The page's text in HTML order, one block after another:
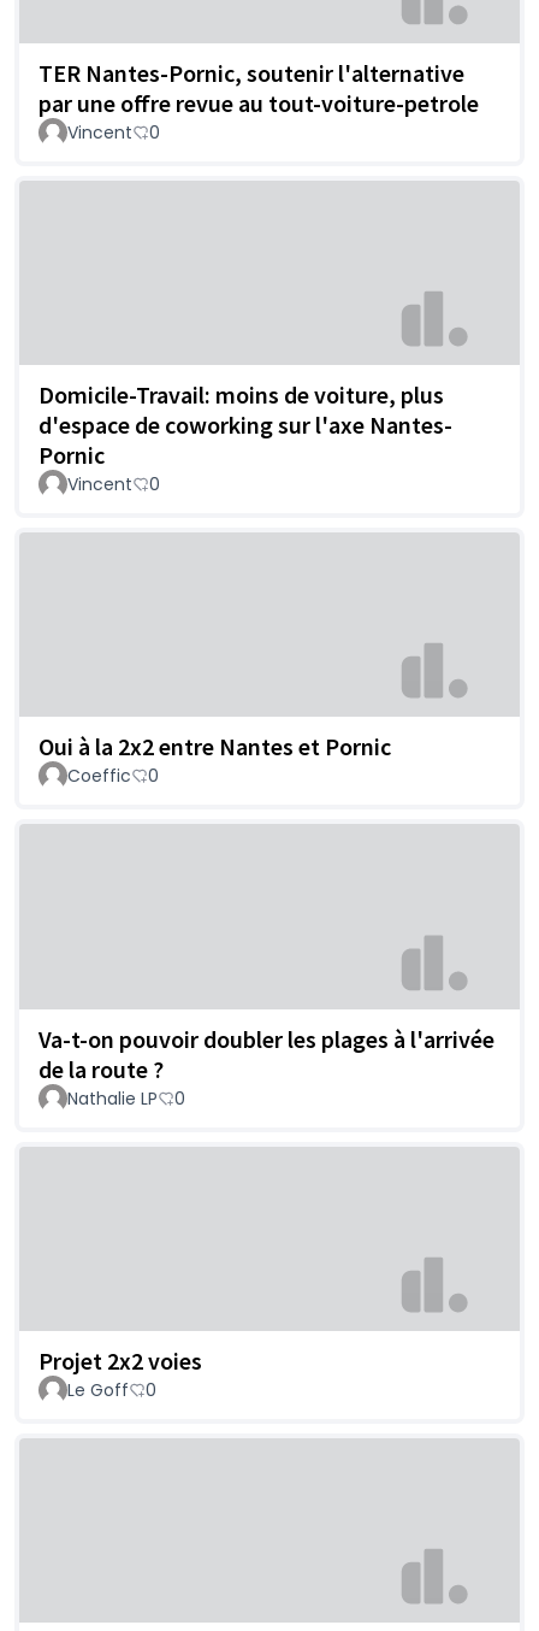
TER Nantes-Pornic, soutenir l'alternative
par une offre revue au tout-voiture-petrole
Vincent 0
Domicile-Travail: moins de voiture, plus
d'espace de coworking sur l'axe Nantes-
Pornic
Vincent 0
Oui à la 2x2 entre Nantes et Pornic
Coeffic 0
Va-t-on pouvoir doubler les plages à l'arrivée
de la route ?
Nathalie LP 0
Projet 2x2 voies
Le Goff 0